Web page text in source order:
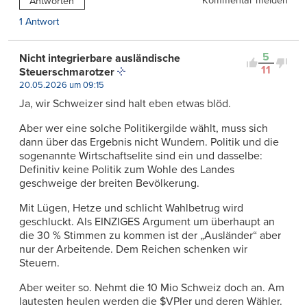
1 Antwort
5
11
Nicht integrierbare ausländische
Steuerschmarotzer
20.05.2026 um 09:15
Ja, wir Schweizer sind halt eben etwas blöd.
Aber wer eine solche Politikergilde wählt, muss sich
dann über das Ergebnis nicht Wundern. Politik und die
sogenannte Wirtschaftselite sind ein und dasselbe:
Definitiv keine Politik zum Wohle des Landes
geschweige der breiten Bevölkerung.
Mit Lügen, Hetze und schlicht Wahlbetrug wird
geschluckt. Als EINZIGES Argument um überhaupt an
die 30 % Stimmen zu kommen ist der „Ausländer“ aber
nur der Arbeitende. Dem Reichen schenken wir
Steuern.
Aber weiter so. Nehmt die 10 Mio Schweiz doch an. Am
lautesten heulen werden die $VPler und deren Wähler.